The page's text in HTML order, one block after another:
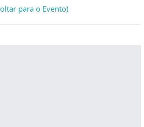
para o Evento)